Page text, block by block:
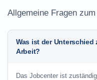
Allgemeine Fragen
Was ist der
Arbeit?
Das Jobcenter ist